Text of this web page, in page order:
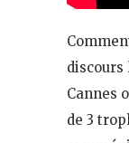
discours
Cannes
de 3